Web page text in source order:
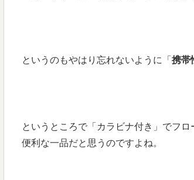
というのもやはり忘れないように「 携帯
というところで「カラビナ付き」でフ
便利な一品だと思うのですよね。